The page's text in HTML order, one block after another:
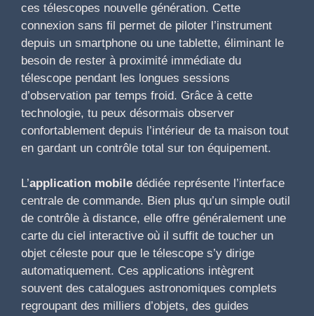
ces télescopes nouvelle génération. Cette
connexion sans fil permet de piloter l’instrument
depuis un smartphone ou une tablette, éliminant le
besoin de rester à proximité immédiate du
télescope pendant les longues sessions
d’observation par temps froid. Grâce à cette
technologie, tu peux désormais observer
confortablement depuis l’intérieur de ta maison tout
en gardant un contrôle total sur ton équipement.
L’application mobile dédiée représente l’interface
centrale de commande. Bien plus qu’un simple outil
de contrôle à distance, elle offre généralement une
carte du ciel interactive où il suffit de toucher un
objet céleste pour que le télescope s’y dirige
automatiquement. Ces applications intègrent
souvent des catalogues astronomiques complets
regroupant des milliers d’objets, des guides